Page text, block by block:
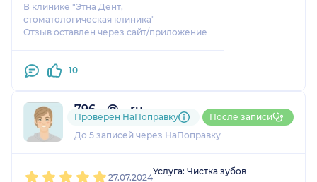
В клинике "Этна Дент,
стоматологическая клиника"
Отзыв оставлен через сайт/приложение
10
796....@....ru
1 отзыв
До 5 записей через НаПоправку
Проверен НаПоправку После записи
27.07.2024
Услуга: Чистка зубов